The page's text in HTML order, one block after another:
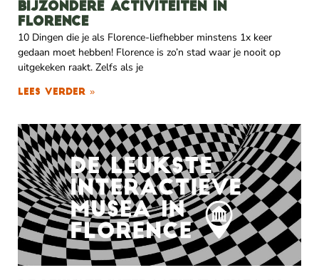
Bijzondere activiteiten in
Florence
10 Dingen die je als Florence-liefhebber minstens 1x keer
gedaan moet hebben! Florence is zo’n stad waar je nooit op
uitgekeken raakt. Zelfs als je
Lees verder »